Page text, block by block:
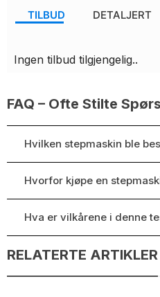
TILBUD DETALJERT
Ingen tilbud tilgjengelig..
FAQ – Ofte Stilte
Hvilken stepmaskin ble
Hvorfor kjøpe en
Hva er vilkårene i denne
RELATERTE ARTIKLER